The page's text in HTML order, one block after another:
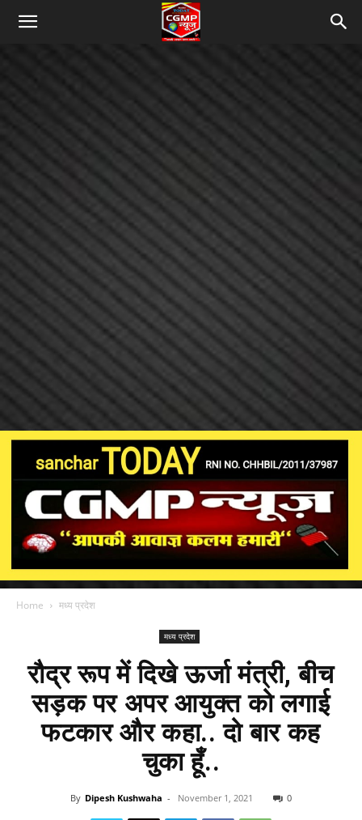
Home मध्य प्रदेश
मध्य प्रदेश
रौद्र रूप में दिखे ऊर्जा मंत्री, बीच
सड़क पर अपर आयुक्त को लगाई
फटकार और कहा.. दो बार कह
चुका हूँ..
By Dipesh Kushwaha - November 1, 2021 0